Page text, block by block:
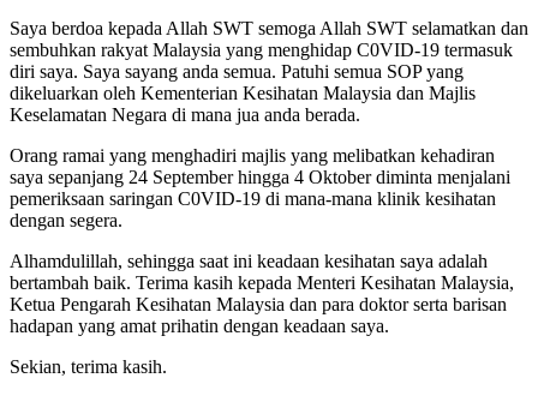
Saya berdoa kepada Allah SWT semoga Allah SWT selamatkan dan
sembuhkan rakyat Malaysia yang menghidap C0VID-19 termasuk
diri saya. Saya sayang anda semua. Patuhi semua SOP yang
dikeluarkan oleh Kementerian Kesihatan Malaysia dan Majlis
Keselamatan Negara di mana jua anda berada.
Orang ramai yang menghadiri majlis yang melibatkan kehadiran
saya sepanjang 24 September hingga 4 Oktober diminta menjalani
pemeriksaan saringan C0VID-19 di mana-mana klinik kesihatan
dengan segera.
Alhamdulillah, sehingga saat ini keadaan kesihatan saya adalah
bertambah baik. Terima kasih kepada Menteri Kesihatan Malaysia,
Ketua Pengarah Kesihatan Malaysia dan para doktor serta barisan
hadapan yang amat prihatin dengan keadaan saya.
Sekian, terima kasih.